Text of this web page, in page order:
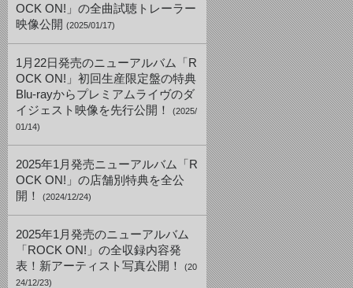
OCK ON!」の全曲試聴トレーラー
映像公開 (2025/01/17)
1月22日発売のニューアルバム「R
OCK ON!」初回生産限定盤の特典
Blu-rayからプレミアムライヴのダ
イジェスト映像を先行公開！
(2025/
01/14)
2025年1月発売ニューアルバム「R
OCK ON!」の店舗別特典を全公
開！
(2024/12/24)
2025年1月発売のニューアルバム
「ROCK ON!」の全収録内容発
表！新アーティスト写真公開！
(20
24/12/23)